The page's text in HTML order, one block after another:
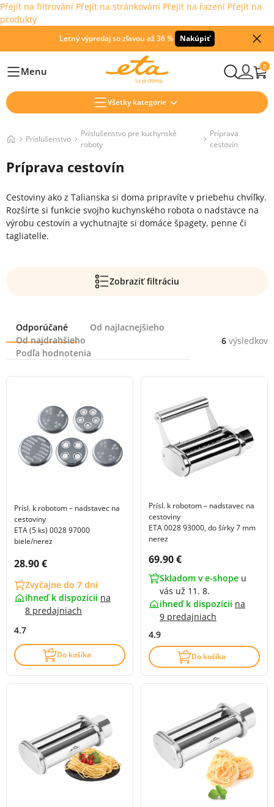
Přejít na filtrování Přejít na stránkování Přejít na řazení Přejít na
produkty
Letný výpredaj so zľavou až 36 % Nakúpiť
HlavníMenu 0
Všetky kategórie
Príslušenstvo
Príslušenstvo pre kuchynské
roboty
Príprava
cestovín
Príprava cestovín
Cestoviny ako z Talianska si doma pripravíte v priebehu chvíľky.
Rozšírte si funkcie svojho kuchynského robota o nadstavce na
výrobu cestovín a vychutnajte si domáce špagety, penne či
tagliatelle.
Zobraziť filtráciu
Radenie
Odporúčané
Od najlacnejšieho
Od najdrahšieho
Podľa hodnotenia
6 výsledkov
Prísl. k robotom – nadstavec na
cestoviny
ETA (5 ks) 0028 97000
biele/nerez
Cena s DPH:
28.90 €
Zvyčajne do 7 dní
ihneď k dispozícii na
8 predajniach
4.7
Do košíka
Prísl. k robotom – nadstavec na
cestoviny
ETA 0028 93000, do šírky 7 mm
nerez
Cena s DPH:
69.90 €
Skladom v e-shope u
vás už 11. 8.
ihneď k dispozícii na
9 predajniach
4.9
Do košíka